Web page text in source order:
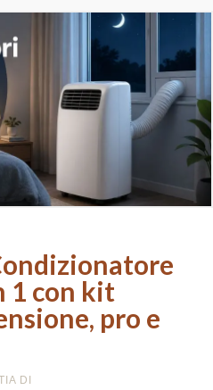
1 con kit
pro e
DI